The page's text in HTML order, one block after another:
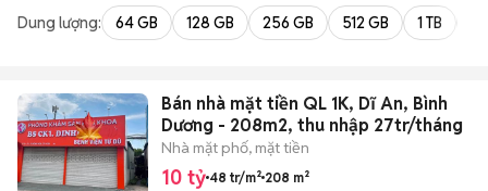
Dung lượng: 64 GB 128 GB 256 GB 512 GB 1 TB
Bán nhà mặt tiền QL 1K, Dĩ An, Bình
Dương - 208m2, thu nhập 27tr/tháng
Nhà mặt phố, mặt tiền
10 tỷ 48 tr/m² 208 m²